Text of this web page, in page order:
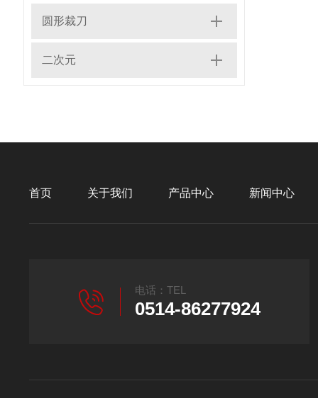
圆形裁刀
二次元
首页 关于我们 产品中心 新闻中心
电话：TEL
0514-86277924